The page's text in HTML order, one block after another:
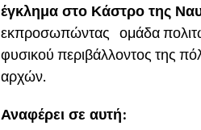
έγκλημα στο Κάστρο της
εκπροσωπώντας ομάδα
φυσικού περιβάλλοντος της
αρχών.
Αναφέρει σε αυτή: